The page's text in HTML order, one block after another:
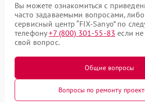
Вы можете ознакомиться с
часто задаваемыми вопросами, либо
сервисный центр “FIX-Sanyo” по
телефону+7 (800) 301-55-83 если
свой вопрос.
Общие вопросы
Вопросы по ремонту